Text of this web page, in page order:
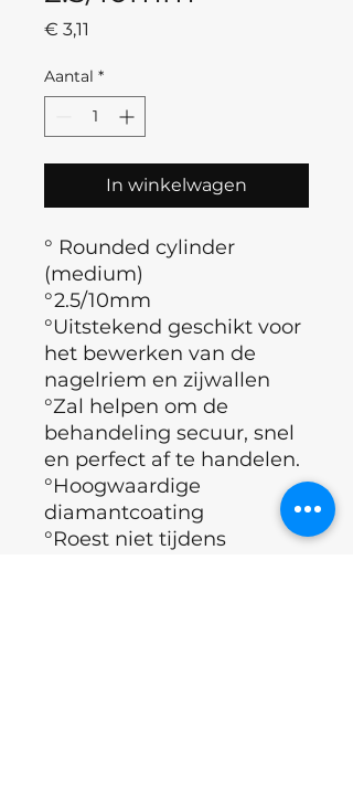
€ 3,11
Aantal *
In winkelwagen
° Rounded cylinder
(medium)
°2.5/10mm
°Uitstekend geschikt voor
het bewerken van de
nagelriem en zijwallen
°Zal helpen om de
behandeling secuur, snel
en perfect af te handelen.
°Hoogwaardige
diamantcoating
°Roest niet tijdens